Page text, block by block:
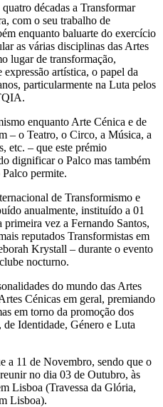
décadas a Transformar
com o seu trabalho de
enquanto baluarte do exercício
as várias disciplinas das Artes
lugar de transformação,
artística, o papel da
particularmente na Luta pelos
enquanto Arte Cénica e de
– o Teatro, o Circo, a Música, a
etc. – que este prémio
dignificar o Palco mas também
Palco permite.
de Transformismo e
anualmente, instituído a 01
primeira vez a Fernando Santos,
reputados Transformistas em
Krystall – durante o evento
nocturno.
do mundo das Artes
Cénicas em geral, premiando
em torno da promoção dos
Identidade, Género e Luta
a 11 de Novembro, sendo que o
no dia 03 de Outubro, às
Lisboa (Travessa da Glória,
Lisboa).